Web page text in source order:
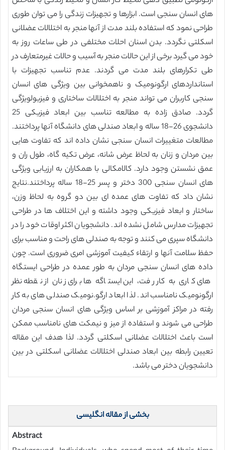
های انسان سنجی است. ابزارها و تجهیزات زندگی را می توان طوری
طراحی نمود که استفاده بلند مدت از آنها منجر به اختلالات عضلانی
اسکلتی نگردد. بدن اسنان احلات مختلفی در طی ساعات روز به
خود می گیرد برخی از این حالات منجر به آسیب و حالات غیرمتعارف در
طی تکرارهای بلند مدت می گردند. عدم تناسب تجهیزات با
استانداردهای ارگونومیک و ناهمخوانی بین ویژگی های انسان
سنجی کاربران می تواند منجر به اختلالات ساختاری و فیزیولویژگی
گردد. صادق زاده به مطالعه تناسب بین ابعاد فیزیکی 25
دانشجوی 26-18 ساله و ابعاد صندلی های دانشگاه آنها پرداختند.
مطالعات متغییرات انسان سنجی نشان داده اند که تفاوت هایی
بین مردان و زنان به لحاظ عرض شانه، عرض تکیه گاه، طول ران و
عمق نشستن وجود دارد. کالامکالی با همکاران به ارزیابی ویژگی
های انسان سنجی 300 دختر و پسر 25-18 ساله پرداختند.نتایج
نشان داد که تفاوت های عمده ای بین دو گروه به لحاظ وزن،
ساختار و ابعاد فیزیکی وجود داشته و این اختلاف ها در طراحی
تجهیزات مدارس شامل نشده اند. دانشجویان اکثر اوقات خود را در
دانشگاه سپری می کنند و توجه به صندلی های راحت و مناسب برای
حفظ سلامت آنها و ارتقاء کیفیت آموزشی امری ضروری است. چون
داده های انسان سنجی مردان به طور عمده در طراحی ایستگاه
های کاری به کار رفت، این ایستاگه ها برای زنان از نقطه نظر
ارگونومیک نامناسب اند. لذا ابعاد ارگو.نومیک صندلی های به کار
رفته در مراکز آموزشی بر اساس ویژگی های انسان سنجی مردان
طراحی می شوند و استفاده از میز و نیمکت های نامناسب ممکن
است باعث اختلالات عضلانی اسکلتی گردد. لذا هدف این مقاله
تعیین رابطه بین ابعاد صندلی اختلالات عضلانی اسکلتی در بین
دانشجویان دختر می باشد.
بخشی از مقاله انگلیسی
Abstract